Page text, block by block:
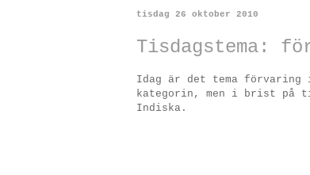
tisdag 26 oktober 2010
Tisdagstema:
Idag är det tema förvaring
kategorin, men i brist på
Indiska.